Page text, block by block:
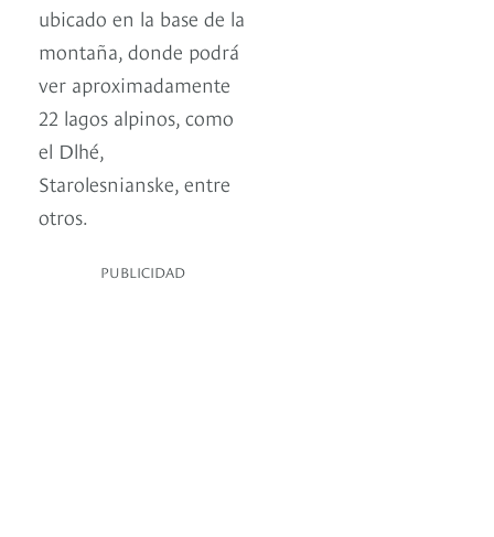
ubicado en la base de la
montaña, donde podrá
ver aproximadamente
22 lagos alpinos, como
el Dlhé,
Starolesnianske, entre
otros.
PUBLICIDAD